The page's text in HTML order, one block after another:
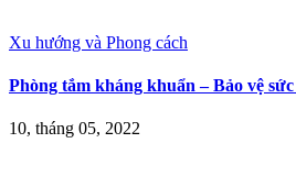
Xu hướng và Phong cách
Phòng tắm kháng khuẩn – Bảo vệ
10, tháng 05, 2022